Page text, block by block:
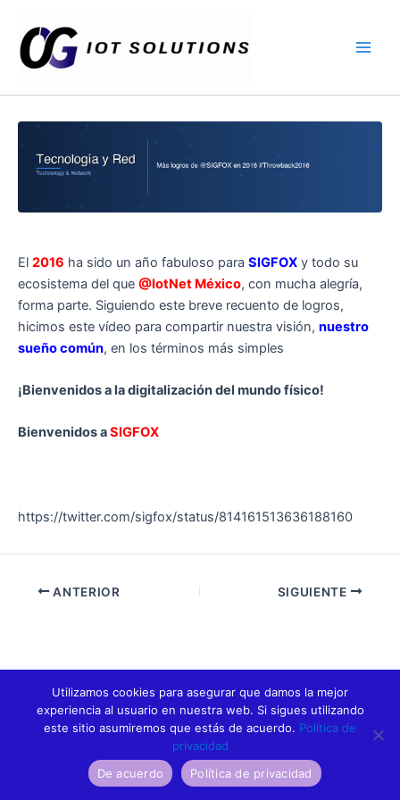
contenido
El 2016 ha sido un año fabuloso para SIGFOX y todo su
ecosistema del que @IotNet México, con mucha alegría,
forma parte. Siguiendo este breve recuento de logros,
hicimos este vídeo para compartir nuestra visión, nuestro
sueño común, en los términos más simples
¡Bienvenidos a la digitalización del mundo físico!
Bienvenidos aSIGFOX
https://twitter.com/sigfox/status/814161513636188160
ANTERIOR SIGUIENTE
Utilizamos cookies para asegurar que damos la mejor
experiencia al usuario en nuestra web. Si sigues utilizando
este sitio asumiremos que estás de acuerdo. Política de
privacidad
De acuerdo
Política de privacidad